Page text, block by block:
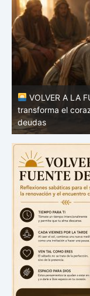
VOLVER A LA
transforma el
cada día